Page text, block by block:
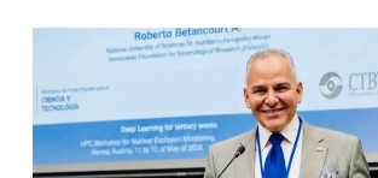
EL
ONCTI
CELEBRA